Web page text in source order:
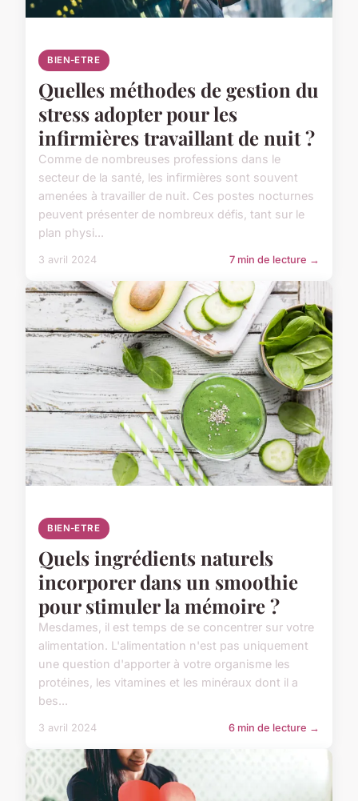
BIEN-ETRE
Quelles méthodes de gestion du
stress adopter pour les
infirmières travaillant de nuit ?
Comme de nombreuses professions dans le
secteur de la santé, les infirmières sont souvent
amenées à travailler de nuit. Ces postes nocturnes
peuvent présenter de nombreux défis, tant sur le
plan physi...
3 avril 2024 7 min de lecture →
BIEN-ETRE
Quels ingrédients naturels
incorporer dans un smoothie
pour stimuler la mémoire ?
Mesdames, il est temps de se concentrer sur votre
alimentation. L'alimentation n'est pas uniquement
une question d'apporter à votre organisme les
protéines, les vitamines et les minéraux dont il a
bes...
3 avril 2024 6 min de lecture →